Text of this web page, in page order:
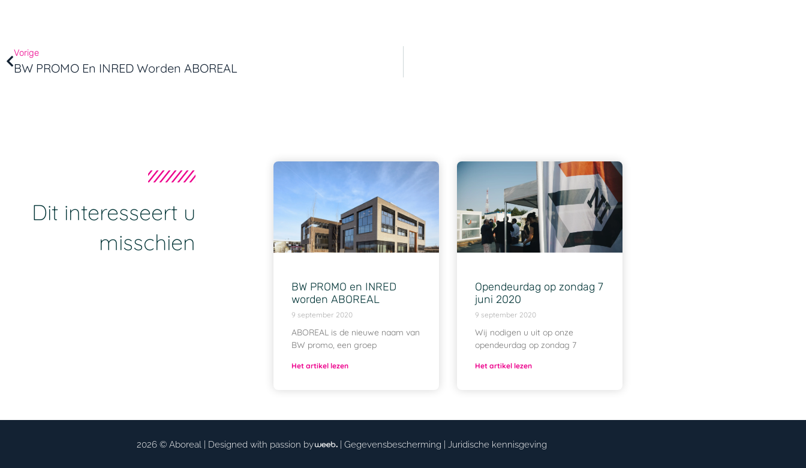
Vorige
BW PROMO En INRED Worden ABOREAL
Dit interesseert u
misschien
BW PROMO en INRED
worden ABOREAL
9 september 2020
ABOREAL is de nieuwe naam van
BW promo, een groep
Het artikel lezen
Opendeurdag op zondag 7
juni 2020
9 september 2020
Wij nodigen u uit op onze
opendeurdag op zondag 7
Het artikel lezen
2026 © Aboreal | Designed with passion by Gegevensbescherming Juridische kennisgeving